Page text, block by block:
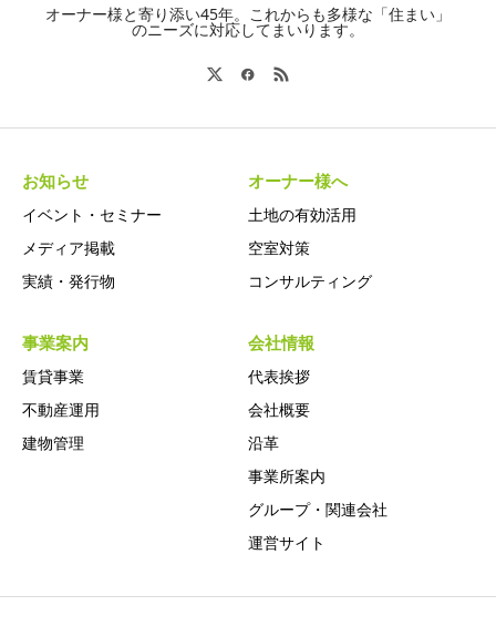
オーナー様と寄り添い45年。これからも多様な「住まい」
のニーズに対応してまいります。
お知らせ
イベント・セミナー
メディア掲載
実績・発行物
オーナー様へ
土地の有効活用
空室対策
コンサルティング
事業案内
賃貸事業
不動産運用
建物管理
会社情報
代表挨拶
会社概要
沿革
事業所案内
グループ・関連会社
運営サイト